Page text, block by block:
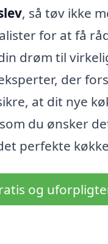
, så tøv ikke
for at få
drøm til
der
at dit nye
du ønsker
perfekte
og